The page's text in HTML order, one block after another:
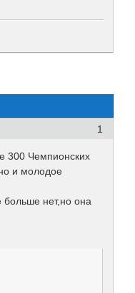
1
300 Чемпионских
и молодое
нет,но она